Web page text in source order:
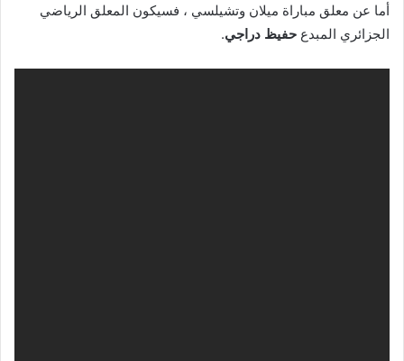
أما عن معلق مباراة ميلان وتشيلسي ، فسيكون المعلق الرياضي
الجزائري المبدع حفيظ دراجي.